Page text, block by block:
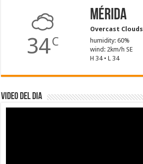
34C
Mérida
Overcast Clouds
humidity: 60%
wind: 2km/h SE
H 34 • L 34
Video del dia